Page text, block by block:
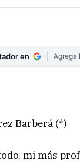
en Agrega
Barberá (*)
mi más